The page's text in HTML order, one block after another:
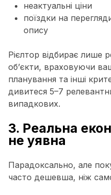
неактуальні ціни
поїздки на
опису
Рієлтор відбирає лише
об’єкти, враховуючи
планування та інші
дивитеся 5–7
випадкових.
3. Реальна
не уявна
Парадоксально, але
часто дешевша, ніж